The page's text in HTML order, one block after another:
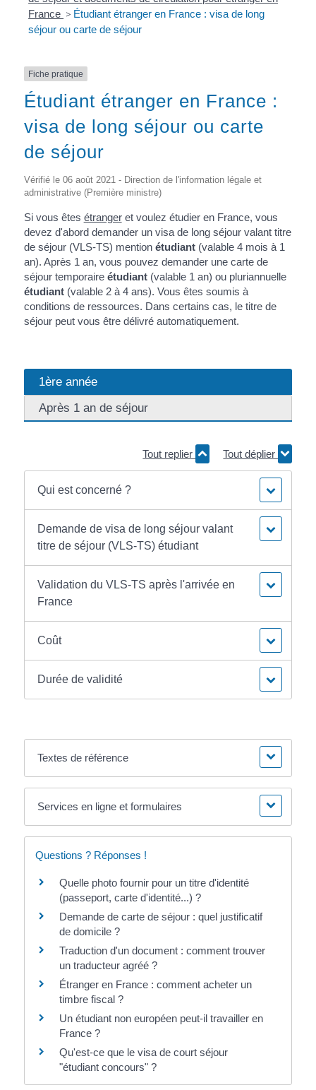
France > Étudiant étranger en France : visa de long
séjour ou carte de séjour
Fiche pratique
Étudiant étranger en France :
visa de long séjour ou carte
de séjour
Vérifié le 06 août 2021 - Direction de l'information légale et
administrative (Première ministre)
Si vous êtes étrangeret voulez étudier en France, vous
devez d'abord demander un visa de long séjour valant titre
de séjour (VLS-TS) mention étudiant(valable 4 mois à 1
an). Après 1 an, vous pouvez demander une carte de
séjour temporaire étudiant(valable 1 an) ou pluriannuelle
étudiant(valable 2 à 4 ans). Vous êtes soumis à
conditions de ressources. Dans certains cas, le titre de
séjour peut vous être délivré automatiquement.
1ère année
Après 1 an de séjour
Tout replier Tout déplier
Qui est concerné ?
Demande de visa de long séjour valant
titre de séjour (VLS-TS) étudiant
Validation du VLS-TS après l'arrivée en
France
Coût
Durée de validité
Textes de référence
Services en ligne et formulaires
Questions ? Réponses !
Quelle photo fournir pour un titre d'identité
(passeport, carte d'identité...) ?
Demande de carte de séjour : quel justificatif
de domicile ?
Traduction d'un document : comment trouver
un traducteur agréé ?
Étranger en France : comment acheter un
timbre fiscal ?
Un étudiant non européen peut-il travailler en
France ?
Qu'est-ce que le visa de court séjour
"étudiant concours" ?